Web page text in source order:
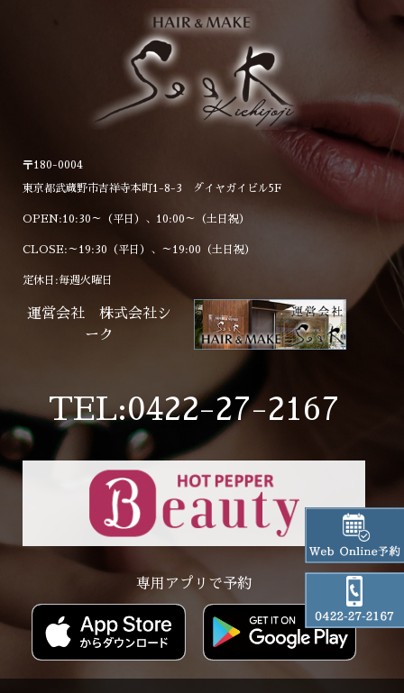
〒180-0004
東京都武蔵野市吉祥寺本町1-8-3 ダイヤガイビル5F
OPEN:10:30～（平日）、10:00～（土日祝）
CLOSE:～19:30（平日）、～19:00（土日祝）
定休日:毎週火曜日
運営会社 株式会社シ
ーク
TEL:0422-27-2167
専用アプリで予約